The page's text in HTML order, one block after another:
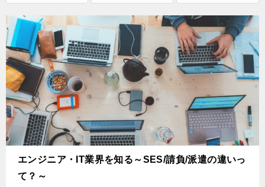
エンジニア・IT業界を知る～SES/請負/派遣の違いっ
て？～